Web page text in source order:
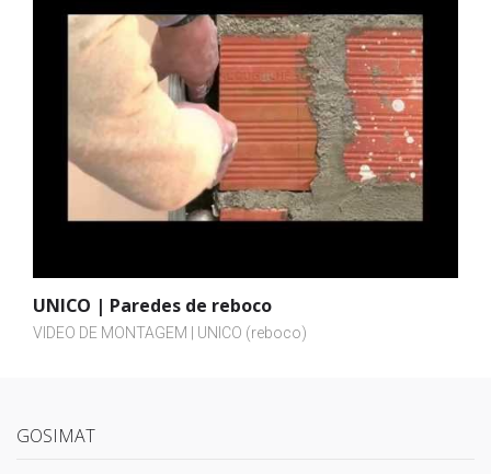
UNICO | Paredes de reboco
VIDEO DE MONTAGEM | UNICO (reboco)
GOSIMAT